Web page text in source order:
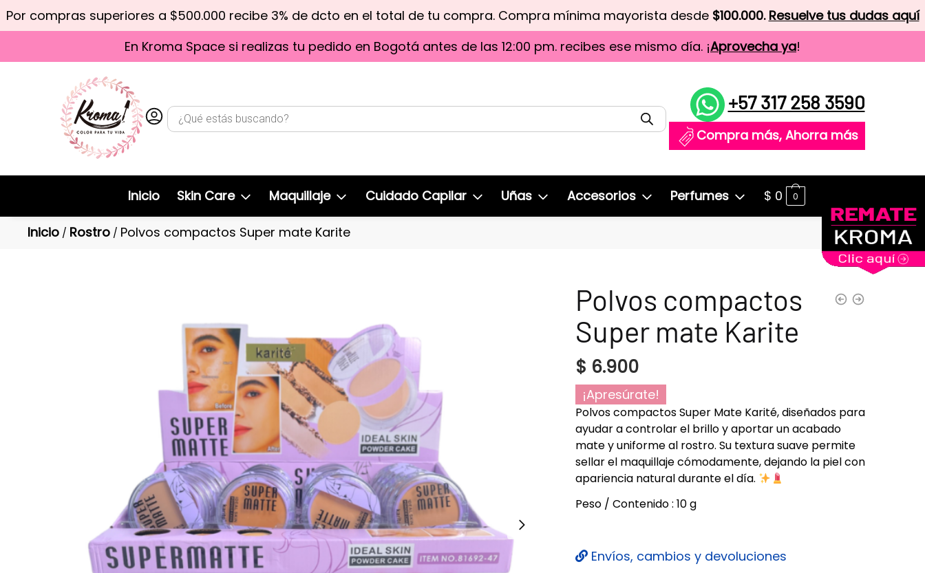
Por compras superiores a $500.000 recibe 3% de dcto en el total de tu compra. Compra mínima mayorista desde $100.000. Resuelve tus dudas aquí
En Kroma Space si realizas tu pedido en Bogotá antes de las 12:00 pm. recibes ese mismo día. ¡Aprovecha ya!
+57 317 258 3590
Compra más, Ahorra más
Inicio Skin Care Maquillaje Cuidado Capilar Uñas Accesorios Perfumes $ 0 0
Inicio / Rostro / Polvos compactos Super mate Karite
Polvos compactos
Super mate Karite
$ 6.900
¡Apresúrate!
Polvos compactos Super Mate Karité, diseñados para
ayudar a controlar el brillo y aportar un acabado
mate y uniforme al rostro. Su textura suave permite
sellar el maquillaje cómodamente, dejando la piel con
apariencia natural durante el día.
Peso / Contenido : 10 g
Envíos, cambios y devoluciones